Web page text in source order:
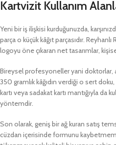
Kartvizit Kullanım
Yeni bir iş ilişkisi kurduğunuzda,
parça o küçük kâğıt parçasıdır.
logoyu öne çıkaran net tasarımlar,
Bireysel profesyoneller yani doktorlar,
350 gramlık kâğıdın verdiği o sert
kartı veya sadakat kartı mantığıyla
yöntemdir.
Son olarak, geniş bir ağ kuran satış
cüzdan içerisinde formunu